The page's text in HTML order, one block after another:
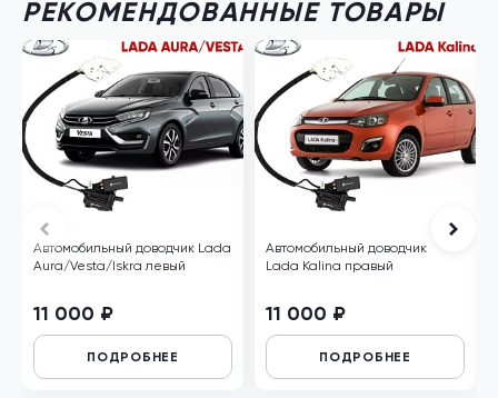
РЕКОМЕНДОВАННЫЕ ТОВАРЫ
Автомобильный доводчик Lada
Aura/Vesta/Iskra левый
11 000 ₽
ПОДРОБНЕЕ
Автомобильный доводчик
Lada Kalina правый
11 000 ₽
ПОДРОБНЕЕ